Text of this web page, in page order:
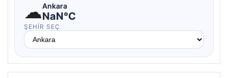
☁Ankara
NaN°C
ŞEHIR SEÇ